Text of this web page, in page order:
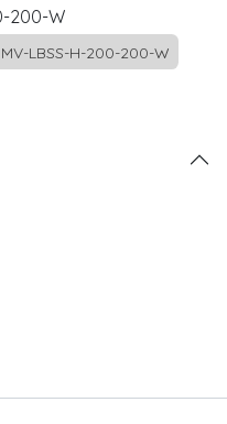
200-W
MV-LBSS-H-200-200-W